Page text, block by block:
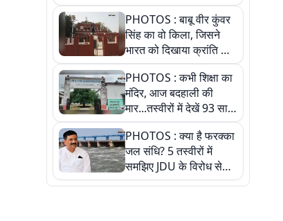
PHOTOS : बाबू वीर कुंवर
सिंह का वो किला, जिसने
भारत को दिखाया क्रांति का
रास्ता: तस्वीरों में देखिए
PHOTOS : कभी शिक्षा का
मंदिर, आज बदहाली की
मार...तस्वीरों में देखें 93 साल
पुराने इस हाई स्कूल की
हकीकत
PHOTOS : क्या है फरक्का
जल संधि? 5 तस्वीरों में
समझिए JDU के विरोध से
लेकर बिहार पर असर तक